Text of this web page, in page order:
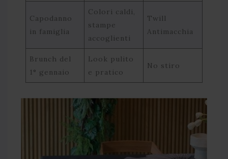
Capodanno
in famiglia
Colori caldi,
stampe
accoglienti
Twill
Antimacchia
Brunch del
1° gennaio
Look pulito
e pratico
No stiro